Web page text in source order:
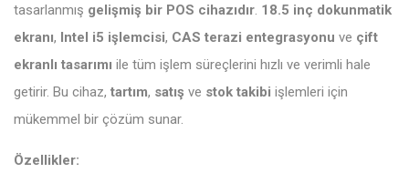
tasarlanmış gelişmiş bir POS cihazıdır 18.5 inç dokunmatik
ekranı, Intel i5 işlemcisi, CAS terazi entegrasyonu ve çift
ekranlı tasarımı ile tüm işlem süreçlerini hızlı ve verimli hale
getirir. Bu cihaz, tartım, satış ve stok takibi işlemleri için
mükemmel bir çözüm sunar.
Özellikler: